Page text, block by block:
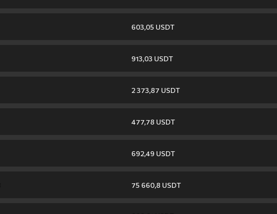
603,05 USDT
913,03 USDT
2 373,87 USDT
477,78 USDT
692,49 USDT
75 660,8 USDT